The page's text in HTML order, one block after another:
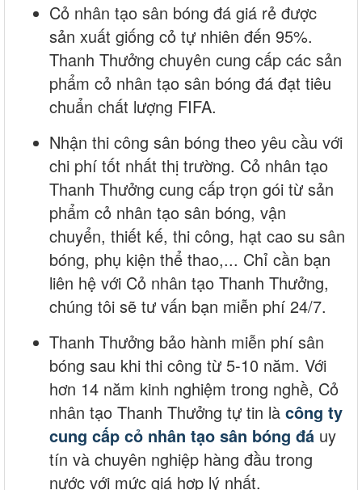
Cỏ nhân tạo sân bóng đá giá rẻ được
sản xuất giống cỏ tự nhiên đến 95%.
Thanh Thưởng chuyên cung cấp các sản
phẩm cỏ nhân tạo sân bóng đá đạt tiêu
chuẩn chất lượng FIFA.
Nhận thi công sân bóng theo yêu cầu với
chi phí tốt nhất thị trường. Cỏ nhân tạo
Thanh Thưởng cung cấp trọn gói từ sản
phẩm cỏ nhân tạo sân bóng, vận
chuyển, thiết kế, thi công, hạt cao su sân
bóng, phụ kiện thể thao,... Chỉ cần bạn
liên hệ với Cỏ nhân tạo Thanh Thưởng,
chúng tôi sẽ tư vấn bạn miễn phí 24/7.
Thanh Thưởng bảo hành miễn phí sân
bóng sau khi thi công từ 5-10 năm. Với
hơn 14 năm kinh nghiệm trong nghề, Cỏ
nhân tạo Thanh Thưởng tự tin là công ty
cung cấp cỏ nhân tạo sân bóng đá uy
tín và chuyên nghiệp hàng đầu trong
nước với mức giá hợp lý nhất.